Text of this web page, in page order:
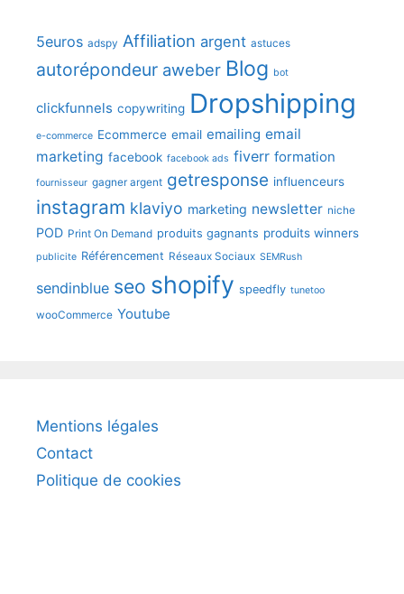
5euros adspy Affiliation argent astuces
autorépondeur aweber Blog bot
clickfunnels copywriting Dropshipping
e-commerce Ecommerce email emailing email
marketing facebook facebook ads fiverr formation
fournisseur gagner argent getresponse influenceurs
instagram klaviyo marketing newsletter niche
POD Print On Demand produits gagnants produits winners
publicite Référencement Réseaux Sociaux SEMRush
sendinblue seo shopify speedfly tunetoo
wooCommerce Youtube
Mentions légales
Contact
Politique de cookies